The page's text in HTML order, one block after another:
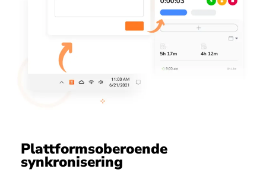
Plattformsoberoende
synkronisering